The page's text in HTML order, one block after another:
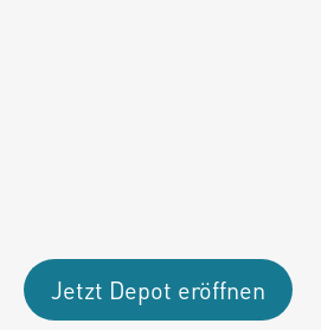
Jetzt Depot eröffnen